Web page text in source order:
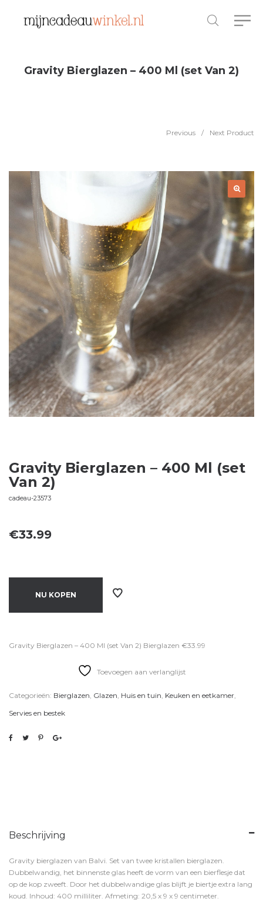
Gravity Bierglazen – 400 Ml (set Van 2)
Previous / Next Product
Gravity Bierglazen – 400 Ml (set
Van 2)
cadeau-23573
€33.99
NU KOPEN
Gravity Bierglazen – 400 Ml (set Van 2) Bierglazen €33.99
Toevoegen aan verlanglijst
Categorieën: Bierglazen, Glazen, Huis en tuin, Keuken en eetkamer,
Servies en bestek
Beschrijving
Gravity bierglazen van Balvi. Set van twee kristallen bierglazen.
Dubbelwandig, het binnenste glas heeft de vorm van een bierflesje dat
op de kop zweeft. Door het dubbelwandige glas blijft je biertje extra lang
koud. Inhoud: 400 milliliter. Afmeting: 20,5 x 9 x 9 centimeter.